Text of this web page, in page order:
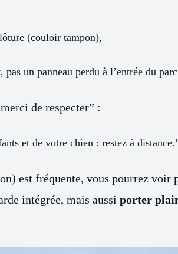
(couloir tampon),
, pas un panneau perdu à l’entrée du
de respecter” :
et de votre chien : restez à
est fréquente, vous pourrez voir
intégrée, mais aussi porter